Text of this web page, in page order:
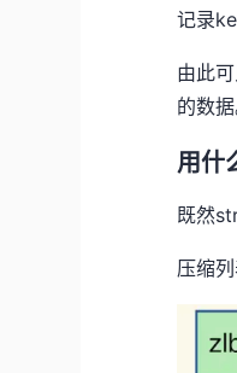
记录
由此
的数
用什
既然
压缩